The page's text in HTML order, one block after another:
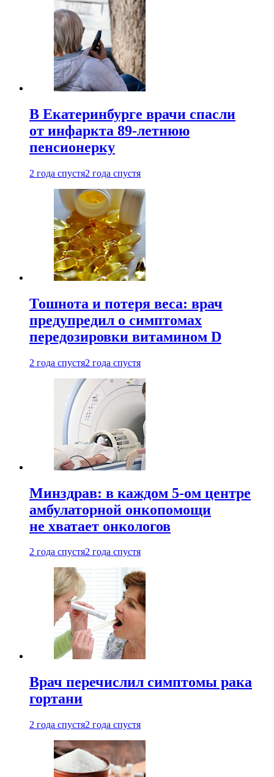
В Екатеринбурге врачи спасли
от инфаркта 89-летнюю
пенсионерку
2 года спустя2 года спустя
Тошнота и потеря веса: врач
предупредил о симптомах
передозировки витамином D
2 года спустя2 года спустя
Минздрав: в каждом 5-ом центре
амбулаторной онкопомощи
не хватает онкологов
2 года спустя2 года спустя
Врач перечислил симптомы рака
гортани
2 года спустя2 года спустя